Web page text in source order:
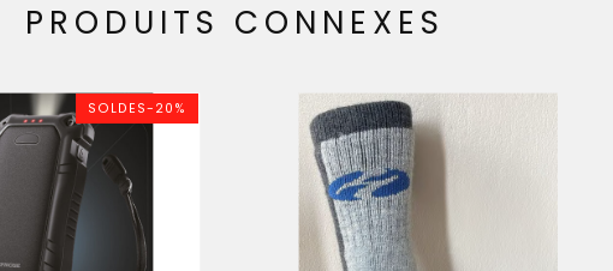
PRODUITS CONNEXES
SOLDES-20%